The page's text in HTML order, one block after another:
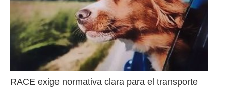
RACE exige normativa clara para el transporte